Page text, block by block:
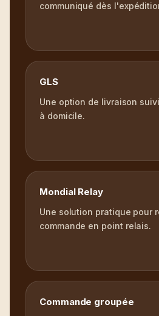
communiqué dès
GLS
Une option de livraison
à domicile.
Mondial Relay
Une solution pratique pour
commande en point relais.
Commande groupée